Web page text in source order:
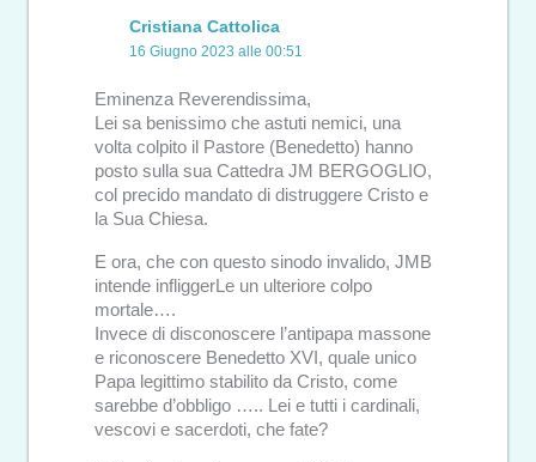
Cristiana Cattolica
16 Giugno 2023 alle 00:51
Eminenza Reverendissima,
Lei sa benissimo che astuti nemici, una
volta colpito il Pastore (Benedetto) hanno
posto sulla sua Cattedra JM BERGOGLIO,
col precido mandato di distruggere Cristo e
la Sua Chiesa.
E ora, che con questo sinodo invalido, JMB
intende infliggerLe un ulteriore colpo
mortale….
Invece di disconoscere l’antipapa massone
e riconoscere Benedetto XVI, quale unico
Papa legittimo stabilito da Cristo, come
sarebbe d’obbligo ….. Lei e tutti i cardinali,
vescovi e sacerdoti, che fate?